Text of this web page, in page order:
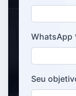
WhatsApp
Seu